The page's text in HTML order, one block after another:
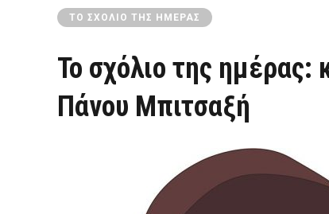
ΤΟ ΣΧΌΛΙΟ ΤΗΣ ΗΜΈΡΑΣ
Το σχόλιο της ημέρας:
Πάνου Μπιτσαξή